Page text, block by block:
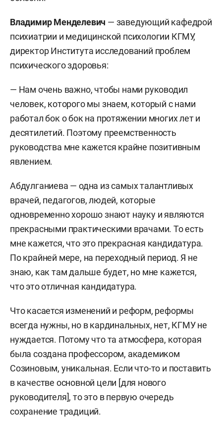
Владимир Менделевич — заведующий кафедрой
психиатрии и медицинской психологии КГМУ,
директор Института исследований проблем
психического здоровья:
— Нам очень важно, чтобы нами руководил
человек, которого мы знаем, который с нами
работал бок о бок на протяжении многих лет и
десятилетий. Поэтому преемственность
руководства мне кажется крайне позитивным
явлением.
Абдулганиева — одна из самых талантливых
врачей, педагогов, людей, которые
одновременно хорошо знают науку и являются
прекрасными практическими врачами. То есть
мне кажется, что это прекрасная кандидатура.
По крайней мере, на переходный период. Я не
знаю, как там дальше будет, но мне кажется,
что это отличная кандидатура.
Что касается изменений и реформ, реформы
всегда нужны, но в кардинальных, нет, КГМУ не
нуждается. Потому что та атмосфера, которая
была создана профессором, академиком
Созиновым, уникальная. Если что-то и поставить
в качестве основной цели [для нового
руководителя], то это в первую очередь
сохранение традиций.